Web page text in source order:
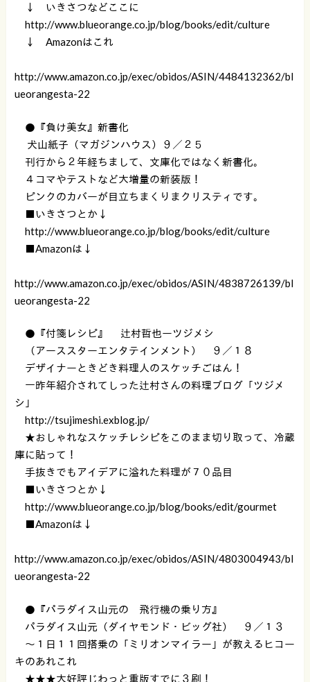
↓ いきさつなどここに
http://www.blueorange.co.jp/blog/books/edit/culture
↓ Amazonはこれ
http://www.amazon.co.jp/exec/obidos/ASIN/4484132362/bl
ueorangesta-22
●『負け美女』新書化
犬山紙子（マガジンハウス）９／２５
刊行から２年経ちまして、文庫化ではなく新書化。
４コマやテストなど大増量の新装版！
ピンクのカバーが目立ちまくりまクリスティです。
■いきさつとか↓
http://www.blueorange.co.jp/blog/books/edit/culture
■Amazonは↓
http://www.amazon.co.jp/exec/obidos/ASIN/4838726139/bl
ueorangesta-22
●『付箋レシピ』 辻村哲也ーツジメシ
（アーススターエンタテインメント） ９／１８
デザイナーときどき料理人のスケッチごはん！
一昨年紹介されてしった辻村さんの料理ブログ「ツジメ
シ」
http://tsujimeshi.exblog.jp/
★おしゃれなスケッチレシピをこのまま切り取って、冷蔵
庫に貼って！
手抜きでもアイデアに溢れた料理が７０品目
■いきさつとか↓
http://www.blueorange.co.jp/blog/books/edit/gourmet
■Amazonは↓
http://www.amazon.co.jp/exec/obidos/ASIN/4803004943/bl
ueorangesta-22
●『パラダイス山元の 飛行機の乗り方』
パラダイス山元（ダイヤモンド・ビッグ社） ９／１３
〜１日１１回搭乗の「ミリオンマイラー」が教えるヒコー
キのあれこれ
★★★大好評じわっと重版すでに３刷！